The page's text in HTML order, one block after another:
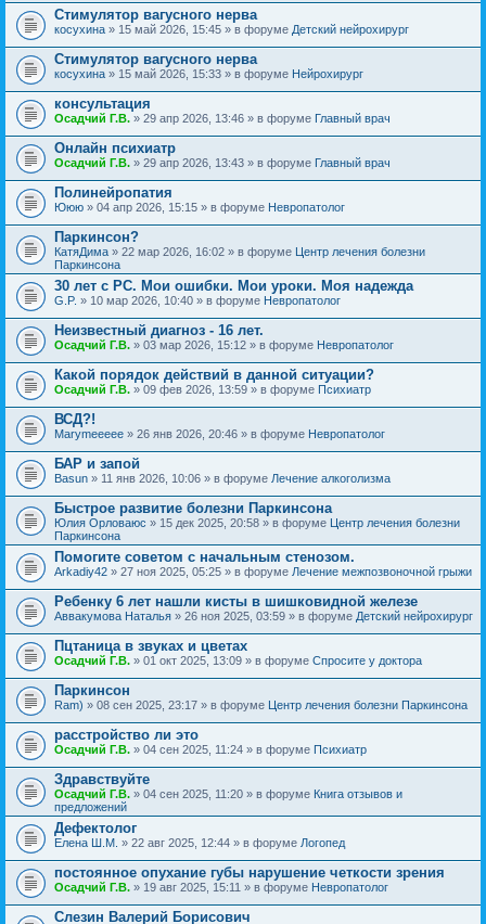
Стимулятор вагусного нерва
косухина » 15 май 2026, 15:45 » в форуме Детский нейрохирург
Стимулятор вагусного нерва
косухина » 15 май 2026, 15:33 » в форуме Нейрохирург
консультация
Осадчий Г.В. » 29 апр 2026, 13:46 » в форуме Главный врач
Онлайн психиатр
Осадчий Г.В. » 29 апр 2026, 13:43 » в форуме Главный врач
Полинейропатия
Ююю » 04 апр 2026, 15:15 » в форуме Невропатолог
Паркинсон?
КатяДима » 22 мар 2026, 16:02 » в форуме Центр лечения болезни
Паркинсона
30 лет с РС. Мои ошибки. Мои уроки. Моя надежда
G.P. » 10 мар 2026, 10:40 » в форуме Невропатолог
Неизвестный диагноз - 16 лет.
Осадчий Г.В. » 03 мар 2026, 15:12 » в форуме Невропатолог
Какой порядок действий в данной ситуации?
Осадчий Г.В. » 09 фев 2026, 13:59 » в форуме Психиатр
ВСД?!
Marymeeeee » 26 янв 2026, 20:46 » в форуме Невропатолог
БАР и запой
Basun » 11 янв 2026, 10:06 » в форуме Лечение алкоголизма
Быстрое развитие болезни Паркинсона
Юлия Орловаюс » 15 дек 2025, 20:58 » в форуме Центр лечения болезни
Паркинсона
Помогите советом с начальным стенозом.
Arkadiy42 » 27 ноя 2025, 05:25 » в форуме Лечение межпозвоночной грыжи
Ребенку 6 лет нашли кисты в шишковидной железе
Аввакумова Наталья » 26 ноя 2025, 03:59 » в форуме Детский нейрохирург
Пцтаница в звуках и цветах
Осадчий Г.В. » 01 окт 2025, 13:09 » в форуме Спросите у доктора
Паркинсон
Ram) » 08 сен 2025, 23:17 » в форуме Центр лечения болезни Паркинсона
расстройство ли это
Осадчий Г.В. » 04 сен 2025, 11:24 » в форуме Психиатр
Здравствуйте
Осадчий Г.В. » 04 сен 2025, 11:20 » в форуме Книга отзывов и
предложений
Дефектолог
Елена Ш.М. » 22 авг 2025, 12:44 » в форуме Логопед
постоянное опухание губы нарушение четкости зрения
Осадчий Г.В. » 19 авг 2025, 15:11 » в форуме Невропатолог
Слезин Валерий Борисович